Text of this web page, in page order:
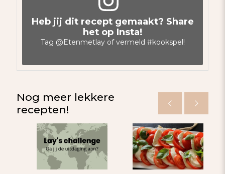
Heb jij dit recept gemaakt? Share
het op Insta!
Tag @Etenmetlayof vermeld #kookspel!
Nog meer lekkere
recepten!